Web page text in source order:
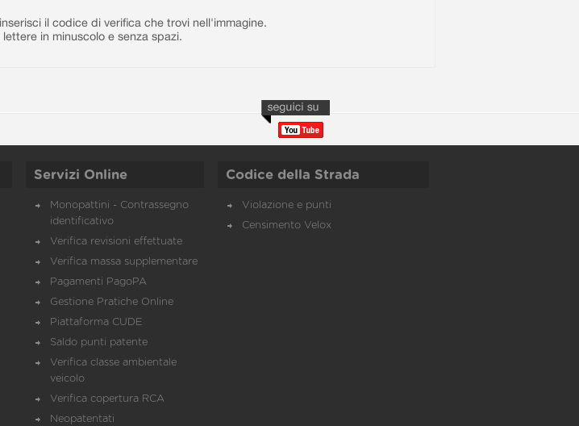
il codice di verifica che trovi nell'immagine.
in minuscolo e senza spazi.
Servizi Online
Monopattini - Contrassegno
identificativo
Verifica revisioni effettuate
Verifica massa supplementare
Pagamenti PagoPA
Gestione Pratiche Online
Piattaforma CUDE
Saldo punti patente
Verifica classe ambientale
veicolo
Verifica copertura RCA
Neopatentati
Codice della Strada
Violazione e punti
Censimento Velox